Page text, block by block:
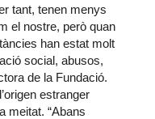
tant, tenen menys
el nostre, però quan
han estat molt
social, abusos,
de la Fundació.
estranger
meitat. “Abans